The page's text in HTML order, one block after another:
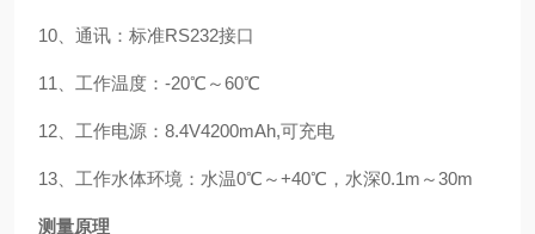
10、 通讯：标准RS232接口
11、 工作温度： -20℃～60℃
12、 工作电源： 8.4V4200mAh,可充电
13、 工作水体环境：水温0℃～+40℃，水深0.1m～30m
测量原理